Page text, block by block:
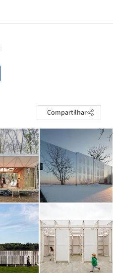
Compartilhar